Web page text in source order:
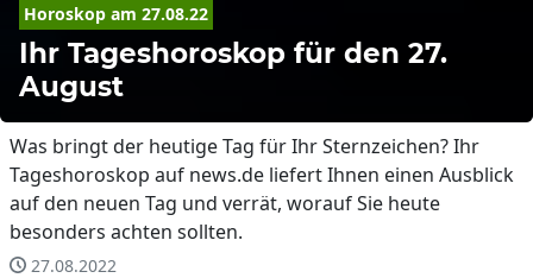
Horoskop am 27.08.22
Ihr Tageshoroskop für den 27.
August
Was bringt der heutige Tag für Ihr Sternzeichen? Ihr
Tageshoroskop auf news.de liefert Ihnen einen Ausblick
auf den neuen Tag und verrät, worauf Sie heute
besonders achten sollten.
27.08.2022